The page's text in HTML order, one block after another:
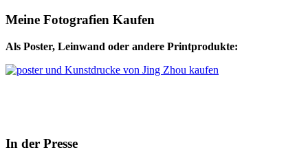
Meine Fotografien Kaufen
Als Poster, Leinwand oder andere Printprodukte:
In der Presse